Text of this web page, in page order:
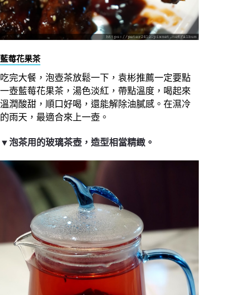
藍莓花果茶
吃完大餐，泡壺茶放鬆一下，袁彬推薦一定要點
一壺藍莓花果茶，湯色淡紅，帶點溫度，喝起來
溫潤酸甜，順口好喝，還能解除油膩感。在濕冷
的雨天，最適合來上一壺。
▼泡茶用的玻璃茶壺，造型相當精緻。